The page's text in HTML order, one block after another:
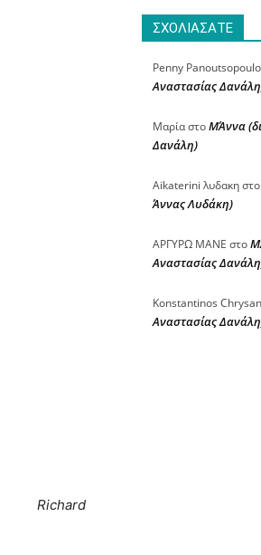
Richard
ΣΧΟΛΙΑΣΑΤΕ
Penny
Αναστασίας
ΜαρίαστοΜΆννα
Δανάλη)
Aikaterini λυδακηστο
Άννας Λυδάκη)
ΑΡΓΥΡΩ ΜΑΝΕ στο
Αναστασίας
Konstantinos
Αναστασίας